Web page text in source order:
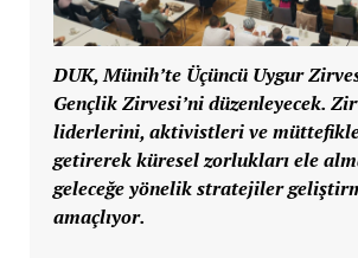
DUK, Münih’te Üçüncü Uygur
Gençlik Zirvesi’ni düzenleyecek.
liderlerini, aktivistleri ve
getirerek küresel zorlukları ele
geleceğe yönelik stratejiler
amaçlıyor.